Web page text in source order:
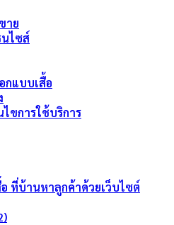
าย
ไซส์
กแบบเสื้อ
ขการใช้บริการ
อ ที่บ้านหาลูกค้าด้วยเว็บไซต์